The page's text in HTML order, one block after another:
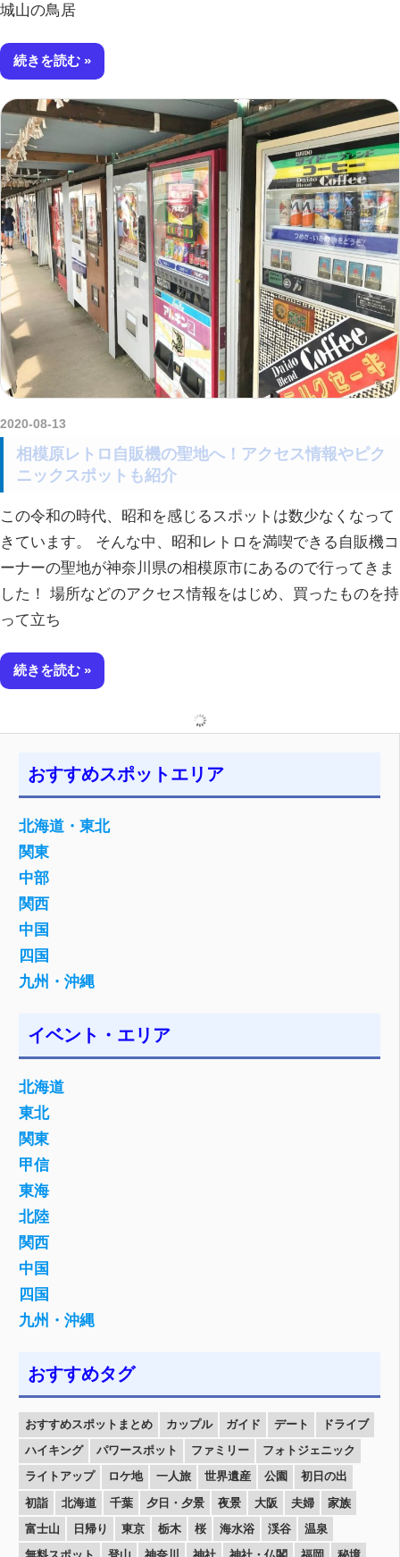
城山の鳥居
続きを読む
2020-08-13
相模原レトロ自販機の聖地へ！アクセス情報やピク
ニックスポットも紹介
この令和の時代、昭和を感じるスポットは数少なくなって
きています。 そんな中、昭和レトロを満喫できる自販機コ
ーナーの聖地が神奈川県の相模原市にあるので行ってきま
した！ 場所などのアクセス情報をはじめ、買ったものを持
って立ち
続きを読む
おすすめスポットエリア
北海道・東北
関東
中部
関西
中国
四国
九州・沖縄
イベント・エリア
北海道
東北
関東
甲信
東海
北陸
関西
中国
四国
九州・沖縄
おすすめタグ
おすすめスポットまとめ カップル ガイド デート
ドライブ
ハイキング
パワースポット ファミリー
フォトジェニック
ライトアップ
ロケ地 一人旅 世界遺産 公園
初日の出
初詣
北海道 千葉 夕日・夕景 夜景 大阪 夫婦
家族
富士山
日帰り 東京 栃木 桜 海水浴 渓谷
温泉